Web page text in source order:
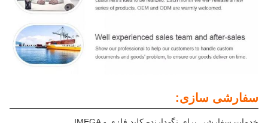
سفارشی سازی: